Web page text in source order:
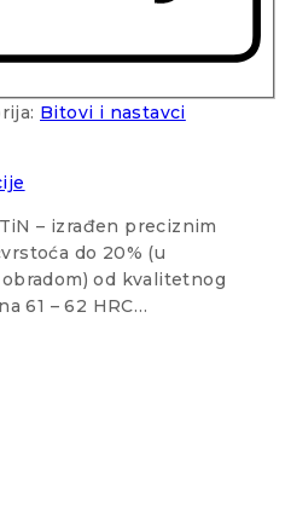
Bitovi i nastavci
– izrađen preciznim
do 20% (u
od kvalitetnog
61 – 62 HRC…